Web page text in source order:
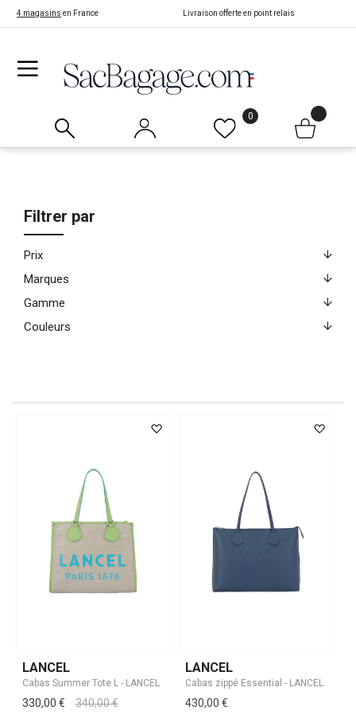
4 magasins en France Livraison offerte en point relais
0
LANCEL
330,00 € 340,00 €
LANCEL
430,00 €
Filtrer par
Prix
Marques
Gamme
Couleurs